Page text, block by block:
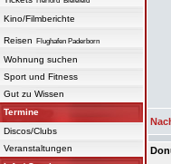
Kino/Filmberichte
Reisen Flughafen Paderborn
Wohnung suchen
Sport und Fitness
Gut zu Wissen
Termine
Discos/Clubs
Veranstaltungen